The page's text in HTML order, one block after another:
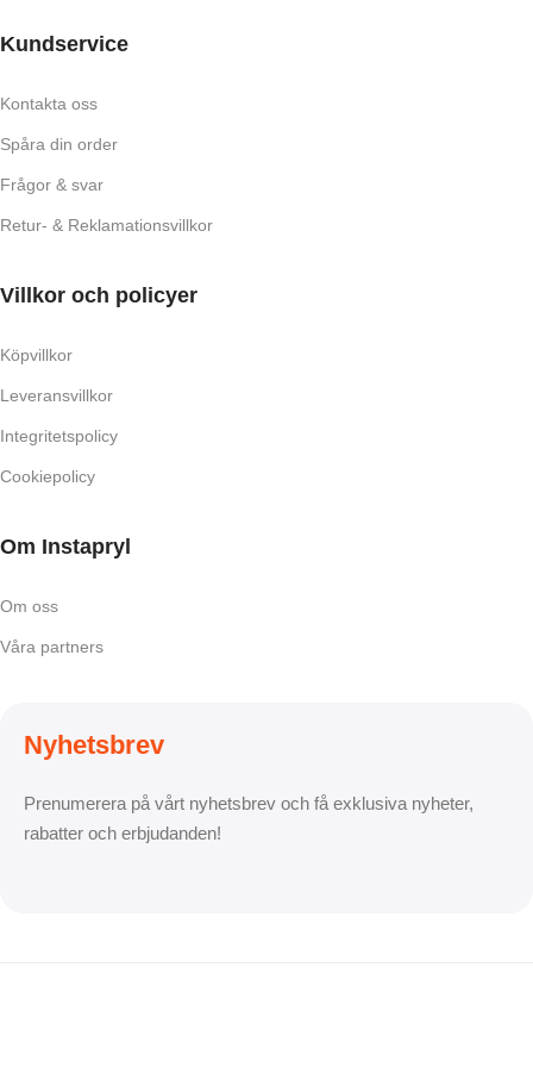
Kundservice
Kontakta oss
Spåra din order
Frågor & svar
Retur- & Reklamationsvillkor
Villkor och policyer
Köpvillkor
Leveransvillkor
Integritetspolicy
Cookiepolicy
Om Instapryl
Om oss
Våra partners
Nyhetsbrev
Prenumerera på vårt nyhetsbrev och få exklusiva nyheter,
rabatter och erbjudanden!